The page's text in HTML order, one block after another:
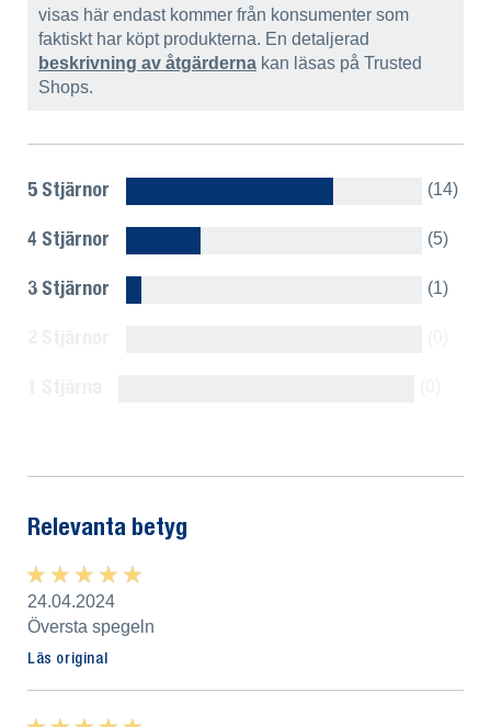
visas här endast kommer från konsumenter som
faktiskt har köpt produkterna. En detaljerad
beskrivning av åtgärderna kan läsas på Trusted
Shops.
5 Stjärnor (14)
4 Stjärnor (5)
3 Stjärnor (1)
Relevanta betyg
★ ★ ★ ★ ★
★ ★ ★ ★ ★
24.04.2024
Översta spegeln
Läs original